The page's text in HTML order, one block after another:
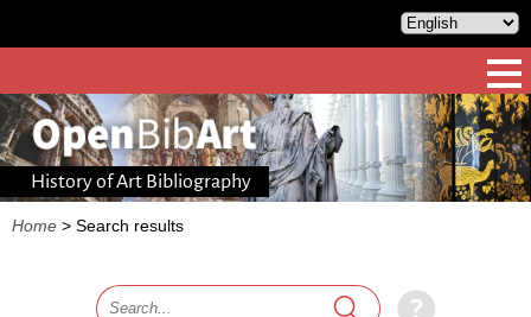
History of Art Bibliography
Home > Search results